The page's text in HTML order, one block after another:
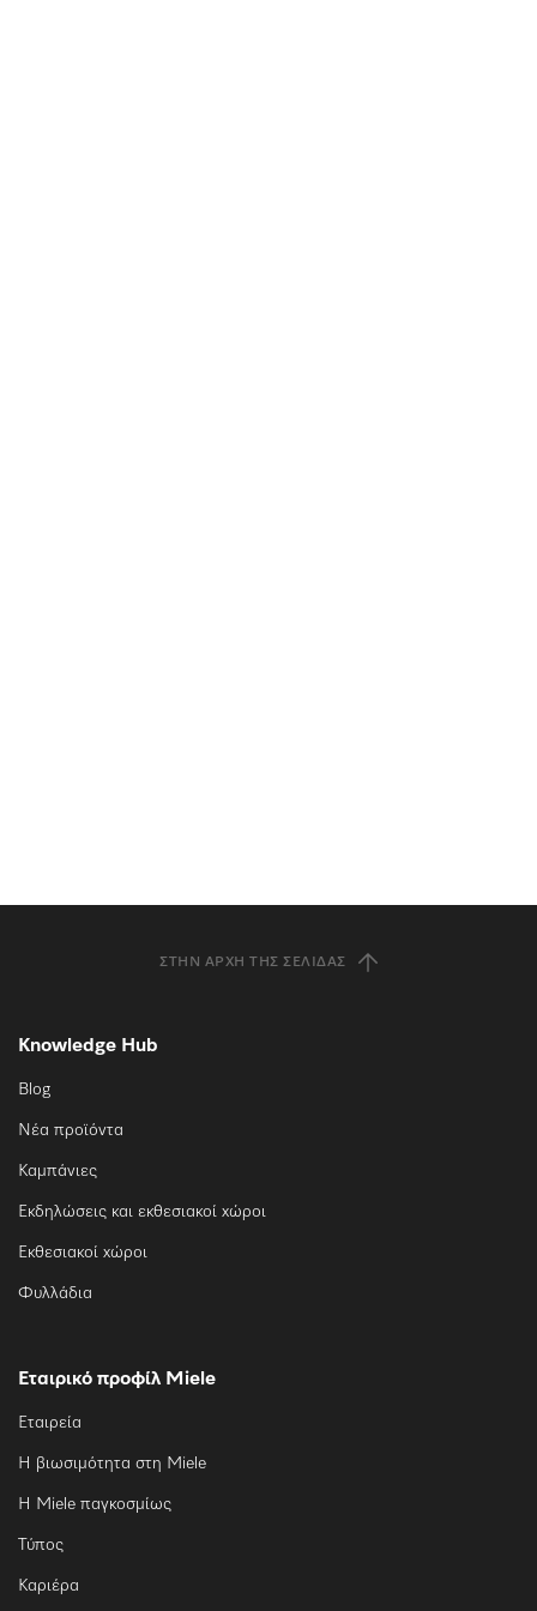
ΣΤΗΝ ΑΡΧΉ ΤΗΣ ΣΕΛΊΔΑΣ
Knowledge Hub
Blog
Νέα προϊόντα
Καμπάνιες
Εκδηλώσεις και εκθεσιακοί χώροι
Εκθεσιακοί χώροι
Φυλλάδια
Εταιρικό προφίλ Miele
Εταιρεία
Η βιωσιμότητα στη Miele
Η Miele παγκοσμίως
Τύπος
Καριέρα